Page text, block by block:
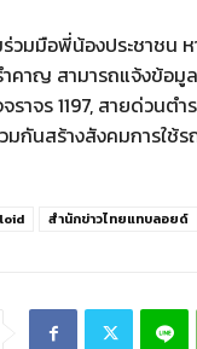
วมมือพี่น้องประชาชน
คาญ สามารถแจ้งข้อ
ราจร 1197, สายด่วนต
มกันสร้างสังคมการใ
สำนักข่าวไทยแทบลอยด์